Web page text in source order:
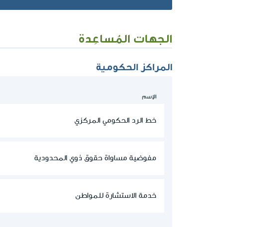
الجهات المُساعِدة
المراكز الحكومية
الإسم
خط الرد الحكومي المركزي
مفوضية مساواة حقوق ذوي المحدودية
خدمة الاستشارة للمواطن